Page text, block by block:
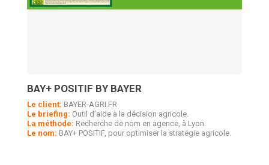
BAY+ POSITIF BY BAYER
Le client: BAYER-AGRI.FR
Le briefing: Outil d’aide à la décision agricole.
La méthode: Recherche de nom en agence, à Lyon.
Le nom: BAY+ POSITIF, pour optimiser la stratégie agricole.